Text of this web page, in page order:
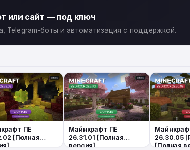
или сайт — под ключ
Telegram-боты и автоматизация с поддержкой.
ПЕ
[Полная
Майнкрафт ПЕ
26.31.01 [Полная
версия]
26.30.05
[Полная